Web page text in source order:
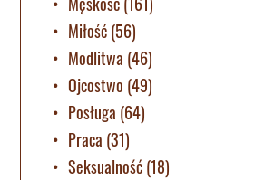
Miłość(56)
Modlitwa (46)
Ojcostwo (49)
Posługa (64)
Praca (31)
Seksualność(18)